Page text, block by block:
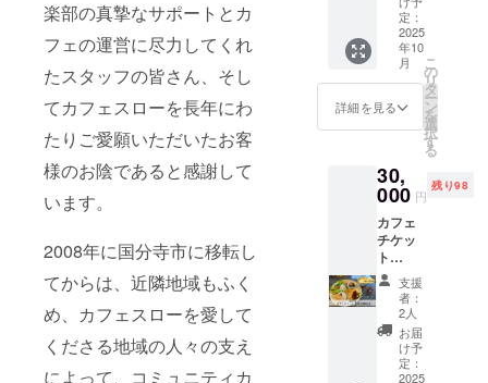
楽部の真摯なサポートとカ
フェの運営に尽力してくれ
たスタッフの皆さん、そし
てカフェスローを長年にわ
たりご愛願いただいたお客
様のお陰であると感謝して
います。
2008年に国分寺市に移転し
てからは、近隣地域もふく
め、カフェスローを愛して
くださる地域の人々の支え
によって、コミュニティカ
定：
2025
年10
月
詳細を見る
こ
の
リ
タ
ー
ン
を
選
択
す
る
30,
000 円
残り98
カフェ
チケッ
ト
【20,00
0円分】
有効期
限：2年
ケット
支援
者：
2人
お届
け予
定：
2025